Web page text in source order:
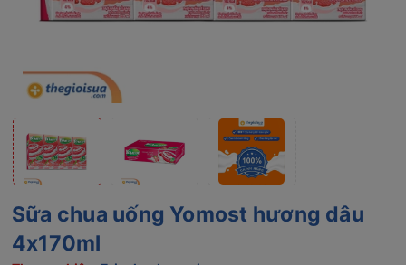
Sữa chua uống Yomost hương dâu
4x170ml